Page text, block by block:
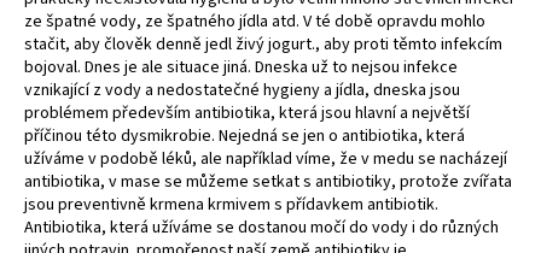
ze špatné vody, ze špatného jídla atd. V té době opravdu mohlo
stačit, aby člověk denně jedl živý jogurt., aby proti těmto infekcím
bojoval. Dnes je ale situace jiná. Dneska už to nejsou infekce
vznikající z vody a nedostatečné hygieny a jídla, dneska jsou
problémem především antibiotika, která jsou hlavní a největší
příčinou této dysmikrobie. Nejedná se jen o antibiotika, která
užíváme v podobě léků, ale například víme, že v medu se nacházejí
antibiotika, v mase se můžeme setkat s antibiotiky, protože zvířata
jsou preventivně krmena krmivem s přídavkem antibiotik.
Antibiotika, která užíváme se dostanou močí do vody i do různých